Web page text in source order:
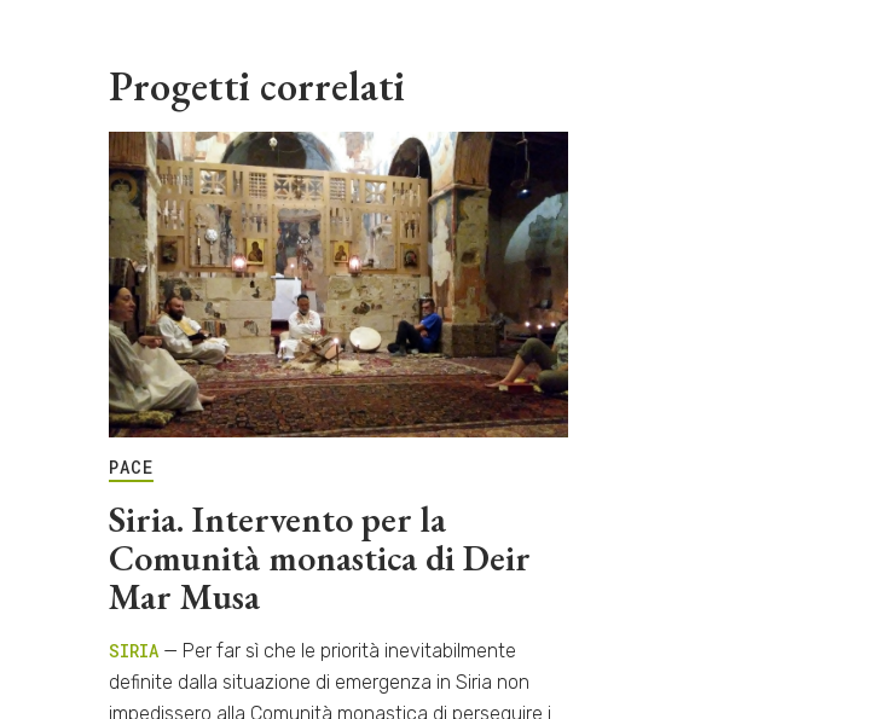
Progetti correlati
PACE
Siria. Intervento per la
Comunità monastica di Deir
Mar Musa
SIRIA — Per far sì che le priorità inevitabilmente
definite dalla situazione di emergenza in Siria non
impedissero alla Comunità monastica di perseguire i